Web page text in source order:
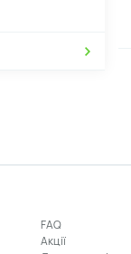
FAQ
Акції